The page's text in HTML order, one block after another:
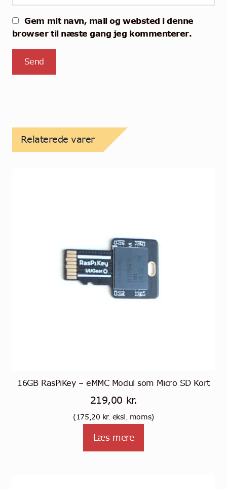
Gem mit navn, mail og websted i denne
browser til næste gang jeg kommenterer.
Relaterede varer
16GB RasPiKey – eMMC Modul som Micro SD Kort
219,00 kr.
(175,20 kr. eksl. moms)
Læs mere